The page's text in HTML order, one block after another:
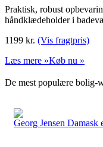
Praktisk, robust
håndklædeholder i
1199 kr. (Vis fragtpris)
Læs mere »Køb nu »
De mest populære bolig-
Georg Jensen